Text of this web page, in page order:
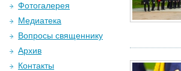
Фотогалерея
Медиатека
Вопросы священнику
Архив
Контакты